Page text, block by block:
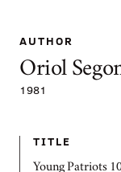
AUTHOR
Oriol
1981
TITLE
Young Patriots